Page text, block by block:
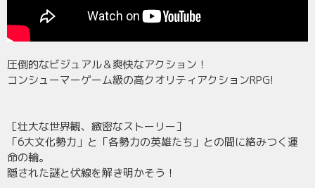
圧倒的なビジュアル＆爽快なアクション！
コンシューマーゲーム級の高クオリティアクションRPG!
［壮大な世界観、緻密なストーリー］
「6大文化勢力」と「各勢力の英雄たち」との間に絡みつく運
命の輪。
隠された謎と伏線を解き明かそう！